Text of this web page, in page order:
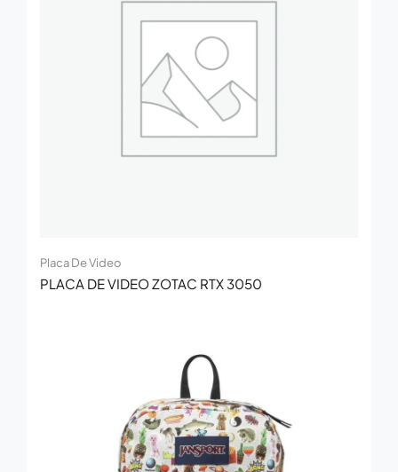
Placa De Video
PLACA DE VIDEO ZOTAC RTX 3050